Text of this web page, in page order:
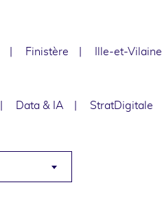
Finistère Ille-et-Vilaine
Data & IA StratDigitale